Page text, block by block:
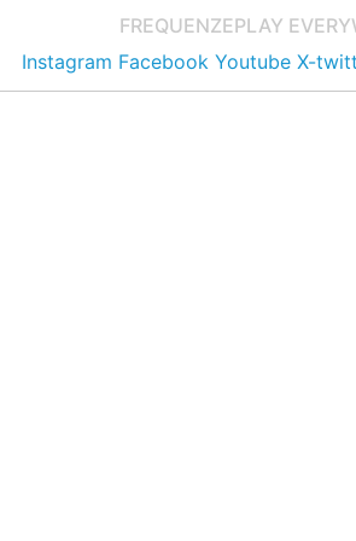
FREQUENZEPLAY
Instagram Facebook Youtube X-